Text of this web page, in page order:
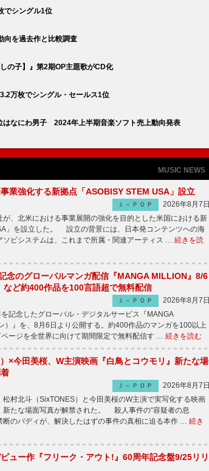
でシングル1位
向を過去作と比較調査
の子】』第2期OP主題歌がCD化
万枚でシングル・セールス1位
はなにわ男子 2024年上半期音楽ソフト売上動向発表
MUSIC NEWS
業強化する新拠点「ASOBISY STEM USA」設立
Ｊ－ＰＯＰ
2026年8月7日
、北米における事業展開の強化を目的とした米国における新
」を設立した。 設立の背景には、日本発コンテンツへの海
ソビシステムは、これまで所属・関連アーティス … 続きを読
念のグローバルマンガ配信『MANGA MILLION』8/6
ど約400作品を100言語超で無料配信
Ｊ－ＰＯＰ
2026年8月7日
記念したグローバル・デジタルサービス『MANGA
）』を、8月6日より公開する。約400作品のマンガを100以上
ージを全世界に向けて期間限定で無料配信す … 続きを読む
×今田美桜、W主演映画『白鳥とコウモリ』新たな場
Ｊ－ＰＯＰ
2026年8月7日
村北斗（SixTONES）と今田美桜のW主演で実写化する映画
新たな場面写真が解禁された。 殺人事件の“容疑者の息
断のバディが、解決したはずの事件の真相に迫る本作 … 続き
ュー作『フリーク・アウト!』60周年記念盤9/25リリ